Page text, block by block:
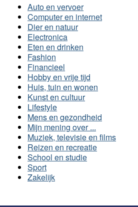
Auto en vervoer
Computer en internet
Dier en natuur
Electronica
Eten en drinken
Fashion
Financieel
Hobby en vrije tijd
Huis, tuin en wonen
Kunst en cultuur
Lifestyle
Mens en gezondheid
Mijn mening over ...
Muziek, televisie en films
Reizen en recreatie
School en studie
Sport
Zakelijk